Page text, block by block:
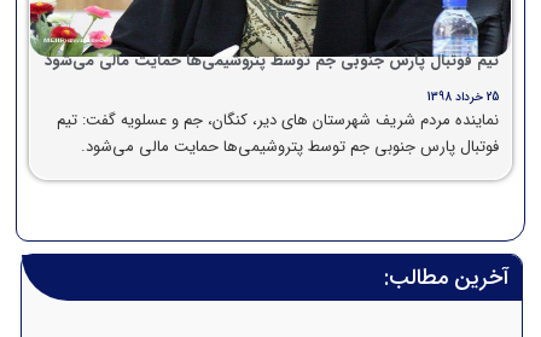
تیم فوتبال پارس جنوبی جم توسط پتروشیمی‌ها حمایت مالی می‌شود
25 خرداد 1398
نماینده مردم شریف شهرستان های دیر، کنگان، جم و عسلویه گفت: تیم
فوتبال پارس جنوبی جم توسط پتروشیمی‌ها حمایت مالی می‌شود.
آخرین مطالب: